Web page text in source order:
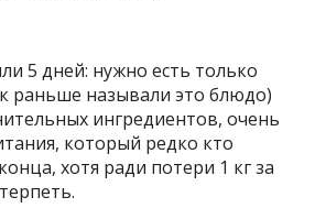
5 дней: нужно есть только
раньше называли это блюдо)
ингредиентов, очень
который редко кто
хотя ради потери 1 кг за